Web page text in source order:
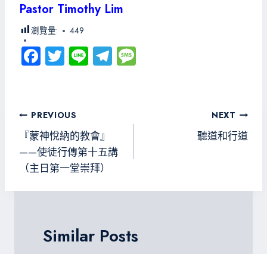
Pastor Timothy Lim
瀏覽量: 449
Fa
o
ok
T
er
Li Te
文
章
導
覽
PREVIOUS
『蒙神悅納的教會』
——使徒行傳第十五講
（主日第一堂崇拜）
NEXT
聽道和行道
Similar Posts